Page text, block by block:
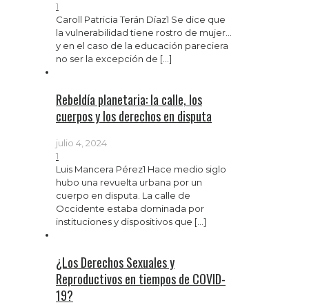
1
Caroll Patricia Terán Díaz1 Se dice que
la vulnerabilidad tiene rostro de mujer…
y en el caso de la educación pareciera
no ser la excepción de […]
Rebeldía planetaria: la calle, los
cuerpos y los derechos en disputa
julio 4, 2024
1
Luis Mancera Pérez1 Hace medio siglo
hubo una revuelta urbana por un
cuerpo en disputa. La calle de
Occidente estaba dominada por
instituciones y dispositivos que […]
¿Los Derechos Sexuales y
Reproductivos en tiempos de COVID-
19?